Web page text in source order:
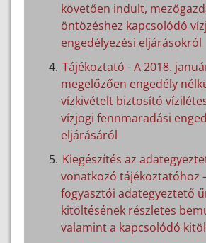
követően indult,
öntözéshez kapcsolódó
engedélyezési eljárásokról
Tájékoztató - A 2018.
megelőzően engedély
vízkivételt biztosító
vízjogi fennmaradási
eljárásáról
Kiegészítés az
vonatkozó tájékoztatóhoz
fogyasztói adategyeztető
kitöltésének részletes
valamint a kapcsolódó